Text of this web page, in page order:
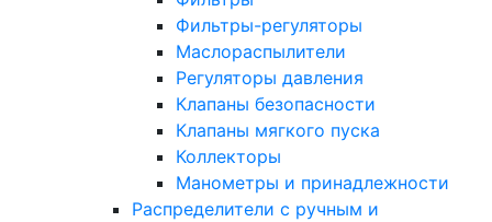
Фильтры-регуляторы
Маслораспылители
Регуляторы давления
Клапаны безопасности
Клапаны мягкого пуска
Коллекторы
Манометры и принадлежности
Распределители с ручным и